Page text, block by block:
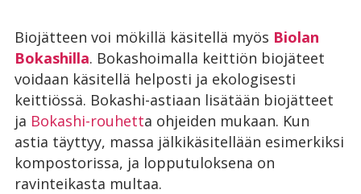
Biojätteen voi mökillä käsitellä myös Biolan
Bokashilla. Bokashoimalla keittiön biojäteet
voidaan käsitellä helposti ja ekologisesti
keittiössä. Bokashi-astiaan lisätään biojätteet
ja Bokashi-rouhetta ohjeiden mukaan. Kun
astia täyttyy, massa jälkikäsitellään esimerkiksi
kompostorissa, ja lopputuloksena on
ravinteikasta multaa.